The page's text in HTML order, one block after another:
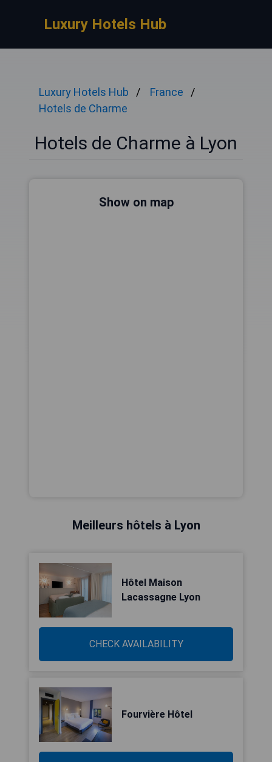
Luxury Hotels Hub
Luxury Hotels Hub
France
Hotels de Charme
Hotels de Charme à Lyon
Show on map
Meilleurs hôtels à Lyon
Hôtel Maison
Lacassagne Lyon
CHECK AVAILABILITY
Fourvière Hôtel